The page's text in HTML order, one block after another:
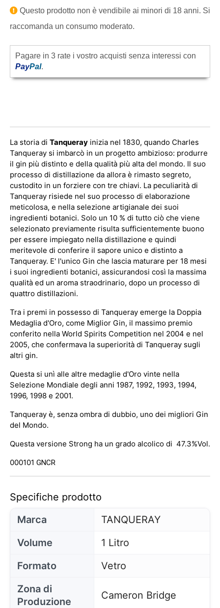
Questo prodotto non è vendibile ai minori di 18 anni. Si
raccomanda un consumo moderato.
Pagare in 3 rate i vostro acquisti senza interessi con
PayPal.
La storia di Tanqueray inizia nel 1830, quando Charles
Tanqueray si imbarcò in un progetto ambizioso: produrre
il gin più distinto e della qualità più alta del mondo. Il suo
processo di distillazione da allora è rimasto segreto,
custodito in un forziere con tre chiavi. La peculiarità di
Tanqueray risiede nel suo processo di elaborazione
meticolosa, e nella selezione artigianale dei suoi
ingredienti botanici. Solo un 10 % di tutto ciò che viene
selezionato previamente risulta sufficientemente buono
per essere impiegato nella distillazione e quindi
meritevole di conferire il sapore unico e distinto a
Tanqueray. E' l'unico Gin che lascia maturare per 18 mesi
i suoi ingredienti botanici, assicurandosi così la massima
qualità ed un aroma straodrinario, dopo un processo di
quattro distillazioni.
Tra i premi in possesso di Tanqueray emerge la Doppia
Medaglia d'Oro, come Miglior Gin, il massimo premio
conferito nella World Spirits Competition nel 2004 e nel
2005, che confermava la superiorità di Tanqueray sugli
altri gin.
Questa si unì alle altre medaglie d'Oro vinte nella
Selezione Mondiale degli anni 1987, 1992, 1993, 1994,
1996, 1998 e 2001.
Tanqueray è, senza ombra di dubbio, uno dei migliori Gin
del Mondo.
Questa versione Strong ha un grado alcolico di 47.3%Vol.
000101 GNCR
Specifiche prodotto
Marca
TANQUERAY
Volume
1 Litro
Formato
Vetro
Zona di
Produzione
Cameron Bridge